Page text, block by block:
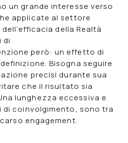
un grande interesse verso
applicate al settore
della Realtà
di
però: uneffetto di
Bisogna seguire
precisi durante sua
che il risultato sia
lunghezza eccessiva e
di coinvolgimento, sono tra
engagement.